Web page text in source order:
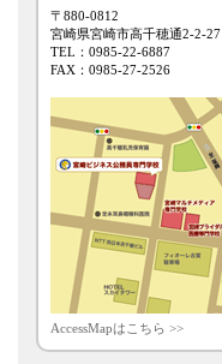
〒880-0812
宮崎県宮崎市高千穂通2-2-27
TEL：0985-22-6887
FAX：0985-27-2526
AccessMapはこちら >>